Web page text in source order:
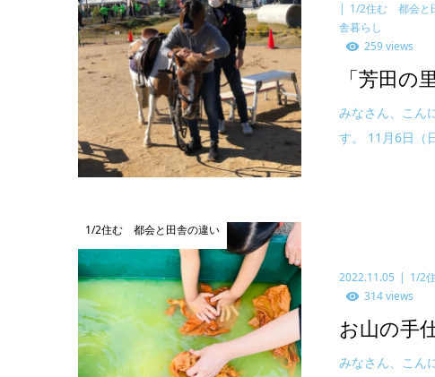
1/2住む 都会と
舎暮らし
259 views
「芳田の
みなさん、こん
す。 11月6日（
1/2住む 都会と田舎の違い
2022.11.05 1/2
314 views
お山の手
みなさん、こん